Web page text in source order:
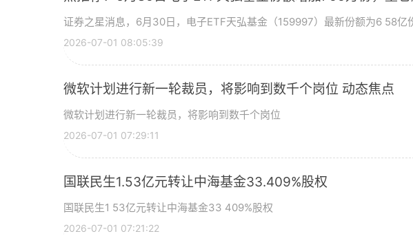
证券之星消息，6月30日，电子ETF天弘基金（159997）最新份额为6 58亿
2026-07-01 08:05:39
微软计划进行新一轮裁员，将影响到数千个岗位 动态焦点
微软计划进行新一轮裁员，将影响到数千个岗位
2026-07-01 07:29:11
国联民生1.53亿元转让中海基金33.409%股权
国联民生1 53亿元转让中海基金33 409%股权
2026-07-01 07:21:22